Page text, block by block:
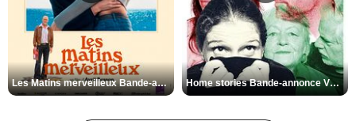
Les Matins merveilleux Bande-annonce VF Home stories Bande-annonce VO STFR